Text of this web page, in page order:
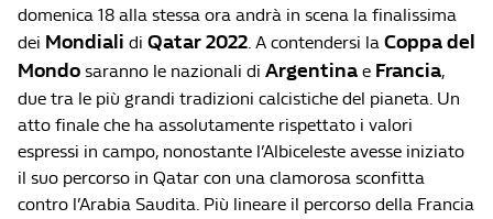
domenica 18 alla stessa ora andrà in scena la finalissima
dei Mondiali di Qatar 2022. A contendersi la Coppa del
Mondo saranno le nazionali di Argentina e Francia,
due tra le più grandi tradizioni calcistiche del pianeta. Un
atto finale che ha assolutamente rispettato i valori
espressi in campo, nonostante l’Albiceleste avesse iniziato
il suo percorso in Qatar con una clamorosa sconfitta
contro l’Arabia Saudita. Più lineare il percorso della Francia